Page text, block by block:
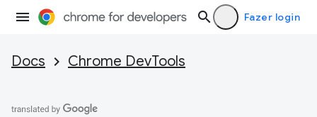
Fazer login
Docs Chrome DevTools